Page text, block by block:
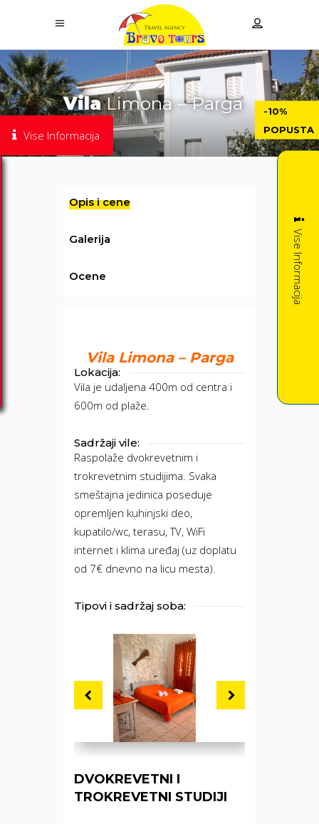
Vise Informacija
Vise Informacija
VilaLimona – Parga
-10%
POPUSTA
Opis i cene
Galerija
Ocene
Vila Limona – Parga
Lokacija:
Vila je udaljena 400m od centra i
600m od plaže.
Sadržaji vile:
Raspolaže dvokrevetnim i
trokrevetnim studijima. Svaka
smeštajna jedinica poseduje
opremljen kuhinjski deo,
kupatilo/wc, terasu, TV, WiFi
internet i klima uređaj (uz doplatu
od 7€ dnevno na licu mesta).
Tipovi i sadržaj soba:
DVOKREVETNI I
TROKREVETNI STUDIJI